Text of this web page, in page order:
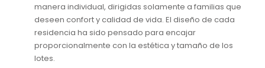
manera individual, dirigidas solamente a familias que
deseen confort y calidad de vida. El diseño de cada
residencia ha sido pensado para encajar
proporcionalmente con la estética y tamaño de los
lotes.